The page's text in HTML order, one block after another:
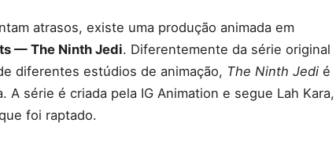
atrasos, existe uma produção animada em
— The Ninth Jedi. Diferentemente da série original
diferentes estúdios de animação, The Ninth Jedi é
série é criada pela IG Animation e segue Lah Kara,
foi raptado.